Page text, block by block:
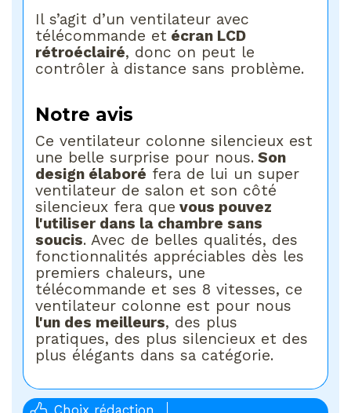
Il s’agit d’un ventilateur avec
télécommande et écran LCD
rétroéclairé, donc on peut le
contrôler à distance sans problème.
Notre avis
Ce ventilateur colonne silencieux est
une belle surprise pour nous. Son
design élaboré fera de lui un super
ventilateur de salon et son côté
silencieux fera que vous pouvez
l'utiliser dans la chambre sans
soucis. Avec de belles qualités, des
fonctionnalités appréciables dès les
premiers chaleurs, une
télécommande et ses 8 vitesses, ce
ventilateur colonne est pour nous
l'un des meilleurs, des plus
pratiques, des plus silencieux et des
plus élégants dans sa catégorie.